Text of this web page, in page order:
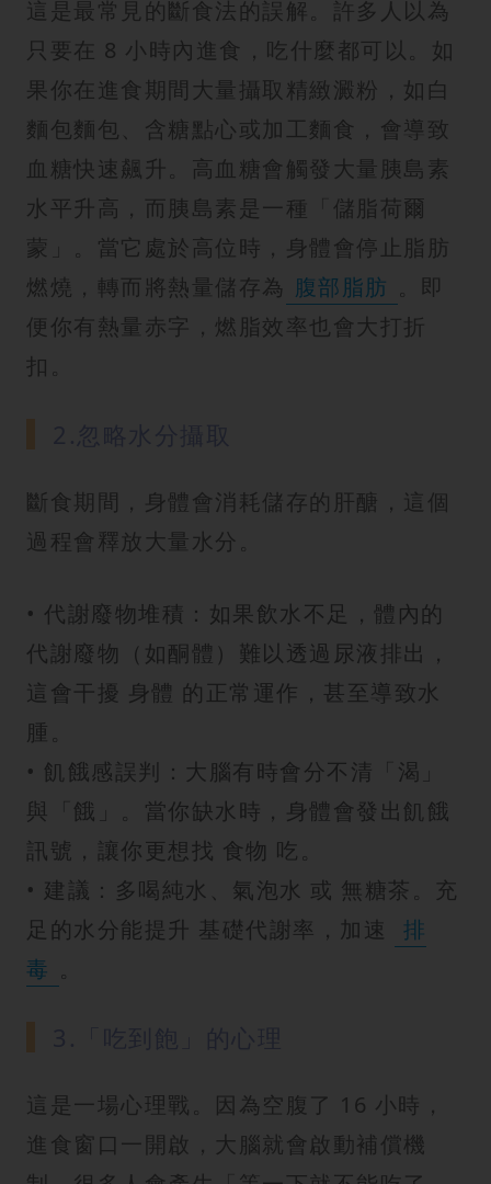
這是最常見的斷食法的誤解。許多人以為
只要在 8 小時內進食，吃什麼都可以。如
果你在進食期間大量攝取精緻澱粉，如白
麵包麵包、含糖點心或加工麵食，會導致
血糖快速飆升。高血糖會觸發大量胰島素
水平升高，而胰島素是一種「儲脂荷爾
蒙」。當它處於高位時，身體會停止脂肪
燃燒，轉而將熱量儲存為 腹部脂肪
。即
便你有熱量赤字，燃脂效率也會大打折
扣。
斷食期間，身體會消耗儲存的肝醣，這個
過程會釋放大量水分。
• 代謝廢物堆積：如果飲水不足，體內的
代謝廢物（如酮體）難以透過尿液排出，
這會干擾 身體 的正常運作，甚至導致水
腫。
• 飢餓感誤判：大腦有時會分不清「渴」
與「餓」。當你缺水時，身體會發出飢餓
訊號，讓你更想找 食物 吃。
• 建議：多喝純水、氣泡水 或 無糖茶。充
足的水分能提升 基礎代謝率，加速
排
毒 。
這是一場心理戰。因為空腹了 16 小時，
進食窗口一開啟，大腦就會啟動補償機